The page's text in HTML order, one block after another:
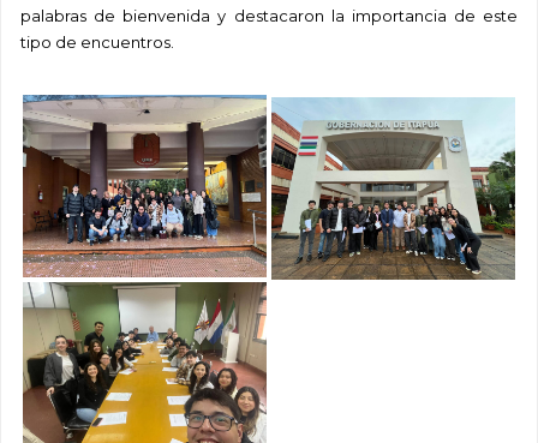
palabras de bienvenida y destacaron la importancia de este
tipo de encuentros.